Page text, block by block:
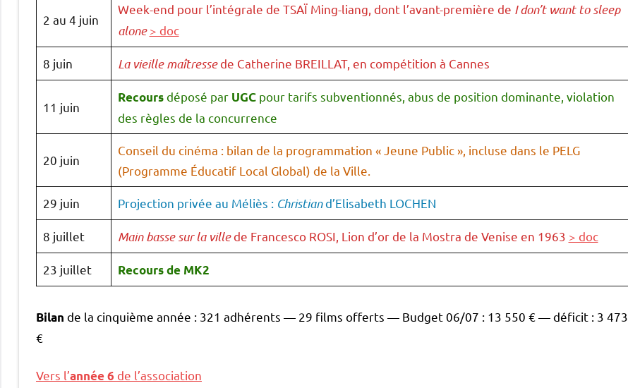
2 au 4 juin
Week-end pour l’intégrale de TSAÏ Ming-liang, dont l’avant-première de I don’t want to sleep
alone > doc
8 juin La vieille maîtressede Catherine BREILLAT, en compétition à Cannes
11 juin
Recoursdéposé par UGCpour tarifs subventionnés, abus de position dominante, violation
des règles de la concurrence
20 juin
Conseil du cinéma : bilan de la programmation « Jeune Public », incluse dans le PELG
(Programme Éducatif Local Global) de la Ville.
29 juin Projection privée au Méliès : Christiand’Elisabeth LOCHEN
8 juillet Main basse sur la villede Francesco ROSI, Lion d’or de la Mostra de Venise en 1963 > doc
23 juillet Recours de MK2
Bilan de la cinquième année : 321 adhérents — 29 films offerts — Budget 06/07 : 13 550 € — déficit : 3 473
€
Vers l’année 6 de l’association